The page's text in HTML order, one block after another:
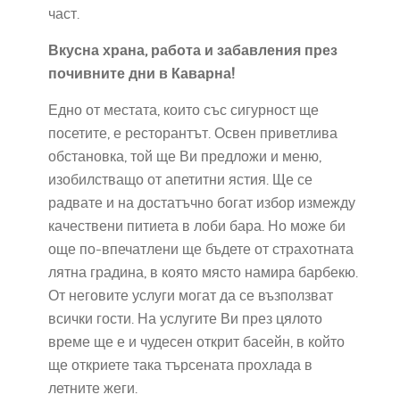
част.
Вкусна храна, работа и забавления през
почивните дни в Каварна!
Едно от местата, които със сигурност ще
посетите, е ресторантът. Освен приветлива
обстановка, той ще Ви предложи и меню,
изобилстващо от апетитни ястия. Ще се
радвате и на достатъчно богат избор измежду
качествени питиета в лоби бара. Но може би
още по-впечатлени ще бъдете от страхотната
лятна градина, в която място намира барбекю.
От неговите услуги могат да се възползват
всички гости. На услугите Ви през цялото
време ще е и чудесен открит басейн, в който
ще откриете така търсената прохлада в
летните жеги.